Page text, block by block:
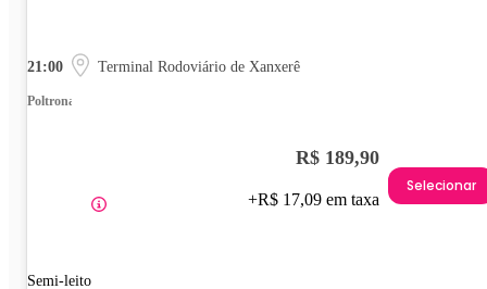
21:00 Terminal Rodoviário de Xanxerê
Poltrona
Semi-leito
R$ 189,90
+R$ 17,09 em taxa
Selecionar